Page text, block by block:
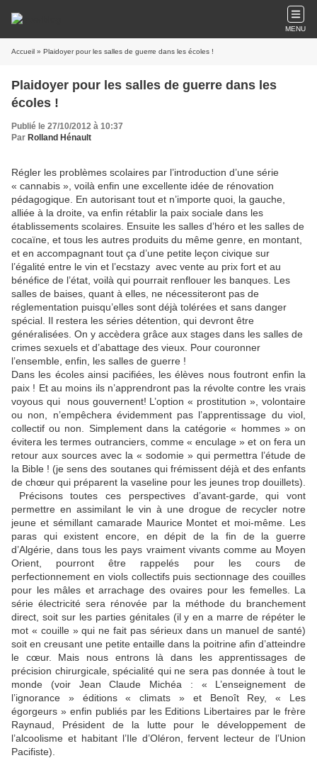
MENU
Accueil » Plaidoyer pour les salles de guerre dans les écoles !
Plaidoyer pour les salles de guerre dans les
écoles !
Publié le 27/10/2012 à 10:37
Par Rolland Hénault
Régler les problèmes scolaires par l’introduction d’une série
« cannabis », voilà enfin une excellente idée de rénovation
pédagogique. En autorisant tout et n’importe quoi, la gauche,
alliée à la droite, va enfin rétablir la paix sociale dans les
établissements scolaires. Ensuite les salles d’héro et les salles de
cocaïne, et tous les autres produits du même genre, en montant,
et en accompagnant tout ça d’une petite leçon civique sur
l’égalité entre le vin et l’ecstazy avec vente au prix fort et au
bénéfice de l’état, voilà qui pourrait renflouer les banques. Les
salles de baises, quant à elles, ne nécessiteront pas de
réglementation puisqu’elles sont déjà tolérées et sans danger
spécial. Il restera les séries détention, qui devront être
généralisées. On y accèdera grâce aux stages dans les salles de
crimes sexuels et d’abattage des vieux. Pour couronner
l’ensemble, enfin, les salles de guerre !
Dans les écoles ainsi pacifiées, les élèves nous foutront enfin la
paix ! Et au moins ils n’apprendront pas la révolte contre les vrais
voyous qui
nous gouvernent! L’option « prostitution », volontaire
ou non, n’empêchera évidemment pas l’apprentissage du viol,
collectif ou non. Simplement dans la catégorie « hommes » on
évitera les termes outranciers, comme « enculage » et on fera un
retour aux sources avec la « sodomie » qui permettra l’étude de
la Bible ! (je sens des soutanes qui frémissent déjà et des enfants
de chœur qui préparent la vaseline pour les jeunes trop douillets).
Précisons toutes ces perspectives d’avant-garde, qui vont
permettre en assimilant le vin à une drogue de recycler notre
jeune et sémillant camarade Maurice Montet et moi-même. Les
paras qui existent encore, en dépit de la fin de la guerre
d’Algérie, dans tous les pays vraiment vivants comme au Moyen
Orient, pourront être rappelés pour les cours de
perfectionnement en viols collectifs puis sectionnage des couilles
pour les mâles et arrachage des ovaires pour les femelles. La
série électricité sera rénovée par la méthode du branchement
direct, soit sur les parties génitales (il y en a marre de répéter le
mot « couille » qui ne fait pas sérieux dans un manuel de santé)
soit en creusant une petite entaille dans la poitrine afin d’atteindre
le cœur. Mais nous entrons là dans les apprentissages de
précision chirurgicale, spécialité qui ne sera pas donnée à tout le
monde (voir Jean Claude Michéa : « L’enseignement de
l’ignorance » éditions « climats » et Benoît Rey, « Les
égorgeurs » enfin publiés par les Editions Libertaires par le frère
Raynaud, Président de la lutte pour le développement de
l’alcoolisme et habitant l’Ile d’Oléron, fervent lecteur de l’Union
Pacifiste).